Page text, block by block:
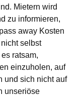
Mietern wird
zu informieren,
away Kosten
selbst
ratsam,
einzuholen, auf
und sich nicht auf
unseriöse